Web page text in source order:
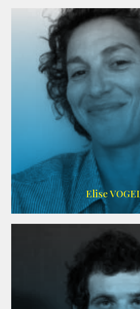
AGENCE IF ONLY
Elise